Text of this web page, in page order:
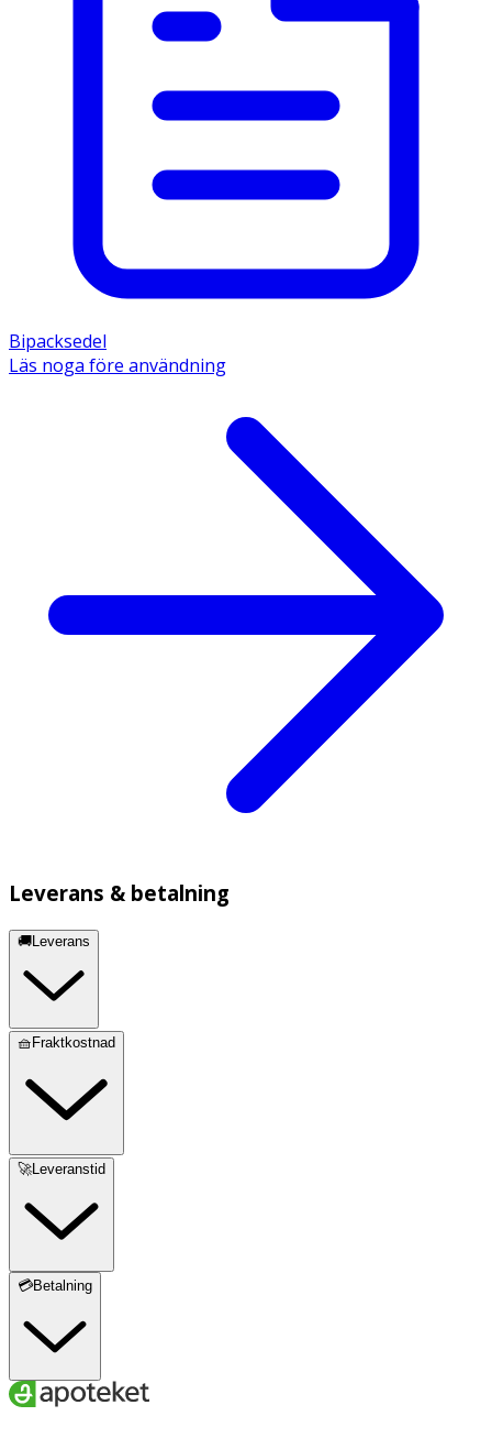
Bipacksedel
Läs noga före användning
Leverans & betalning
🚚Leverans
🧺Fraktkostnad
🚀Leveranstid
💳Betalning